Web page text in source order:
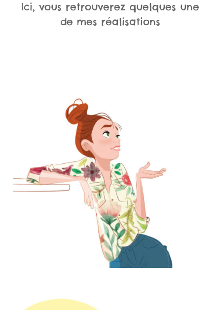
Ici, vous retrouverez quelques une
de mes réalisations